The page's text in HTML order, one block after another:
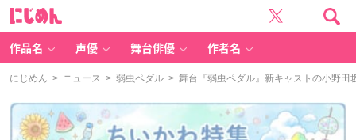
作品名 声優 舞台俳優 作者名
にじめん > ニュース > 弱虫ペダル > 舞台『弱虫ペダル』新キャストの小野田